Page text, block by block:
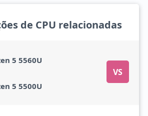
de CPU relacionadas
5 5560U
VS
5 5500U